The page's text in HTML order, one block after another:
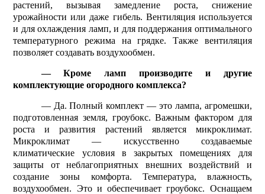
растений, вызывая замедление роста, снижение
урожайности или даже гибель. Вентиляция используется
и для охлаждения ламп, и для поддержания оптимального
температурного режима на грядке. Также вентиляция
позволяет создавать воздухообмен.
— Кроме ламп производите и другие
комплектующие огородного комплекса?
— Да. Полный комплект — это лампа, агромешки,
подготовленная земля, гроу­бокс. Важным фактором для
роста и развития растений является микроклимат.
Микроклимат — искусственно создаваемые
климатические условия в закрытых помещениях для
защиты от неблагоприятных внешних воздействий и
создание зоны комфорта. Температура, влажность,
воздухообмен. Это и обеспечивает гроубокс. Оснащаем